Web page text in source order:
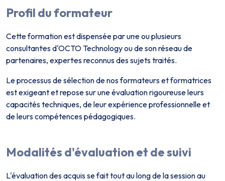
Profil du formateur
Cette formation est dispensée par un·e ou plusieurs
consultant·es d'OCTO Technology ou de son réseau de
partenaires, expert·es reconnus des sujets traités.
Le processus de sélection de nos formateurs et formatrices
est exigeant et repose sur une évaluation rigoureuse leurs
capacités techniques, de leur expérience professionnelle et
de leurs compétences pédagogiques.
Modalités d'évaluation et de suivi
L'évaluation des acquis se fait tout au long de la session au